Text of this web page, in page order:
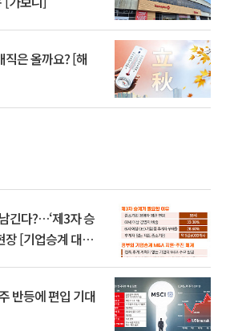
은 올까요? [해
긴다?…‘제3자 승
장 [기업승계 대전
반등에 편입 기대